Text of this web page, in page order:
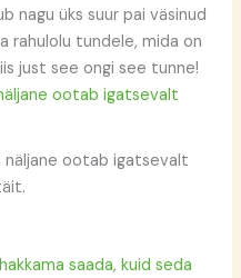
nagu üks suur pai väsinud
rahulolu tundele, mida on
just see ongi see tunne!
näljane ootab igatsevalt